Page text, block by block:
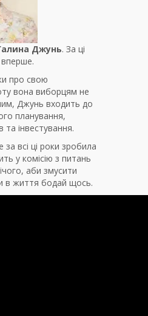
Джунь. За ці
вперше.
про свою
вона виборцям не
Джунь входить до
планування,
та інвестування.
всі ці роки зробила
у комісію з питань
аби змусити
в життя бодай щось.